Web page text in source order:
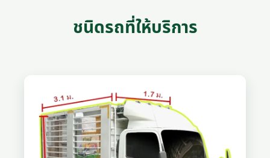
ชนิดรถที่ให้บริการ